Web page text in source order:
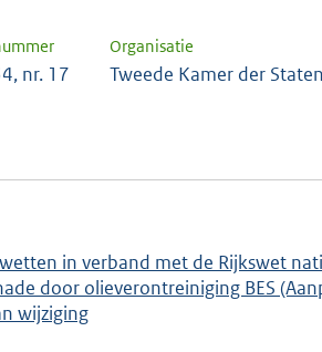
nr. 17
Organisatie
Tweede Kamer der
in verband met de Rijkswet
door olieverontreiniging BES
wijziging